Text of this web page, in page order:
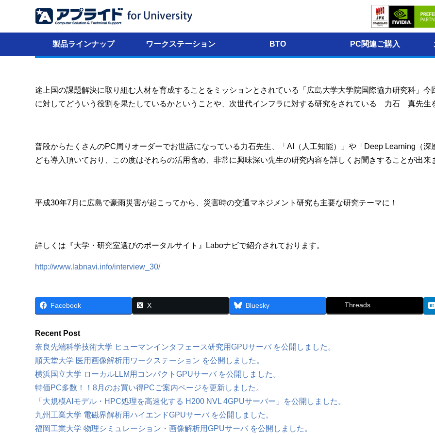
製品ラインナップ ワークステーション BTO PC関連ご購入
大学・研究室コラム
広島大学大学院国際協力研究科 力石 真先生」を取材させて頂きました♪♪
2020年05月25日
こんにちは。SI営業部です。
途上国の課題解決に取り組む人材を育成することをミッションとされている「広島大学大学院国際協力研究科」
に対してどういう役割を果たしているかということや、次世代インフラに対する研究をされている 力石 真先生
普段からたくさんのPC周りオーダーでお世話になっている力石先生、「AI（人工知能）」や「Deep Learning（
ども導入頂いており、この度はそれらの活用含め、非常に興味深い先生の研究内容を詳しくお聞きすることが出来
平成30年7月に広島で豪雨災害が起こってから、災害時の交通マネジメント研究も主要な研究テーマに！
詳しくは『大学・研究室選びのポータルサイト』Laboナビで紹介されております。
http://www.labnavi.info/interview_30/
Facebook X Bluesky Threads
Recent Post
奈良先端科学技術大学 ヒューマンインタフェース研究用GPUサーバ を公開しました。
順天堂大学 医用画像解析用ワークステーション を公開しました。
横浜国立大学 ローカルLLM用コンパクトGPUサーバ を公開しました。
特価PC多数！！8月のお買い得PCご案内ページを更新しました。
「大規模AIモデル・HPC処理を高速化する H200 NVL 4GPUサーバー」を公開しました。
九州工業大学 電磁界解析用ハイエンドGPUサーバ を公開しました。
福岡工業大学 物理シミュレーション・画像解析用GPUサーバ を公開しました。